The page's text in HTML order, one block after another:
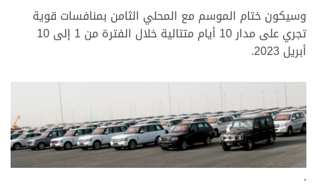
وسيكون ختام الموسم مع المحلي الثامن بمنافسات قوية
تجري على مدار 10 أيام متتالية خلال الفترة من 1 إلى 10
أبريل 2023.
.